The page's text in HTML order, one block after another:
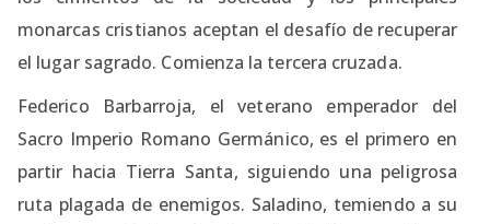
monarcas cristianos aceptan el desafío de recuperar
el lugar sagrado. Comienza la tercera cruzada.
Federico Barbarroja, el veterano emperador del
Sacro Imperio Romano Germánico, es el primero en
partir hacia Tierra Santa, siguiendo una peligrosa
ruta plagada de enemigos. Saladino, temiendo a su